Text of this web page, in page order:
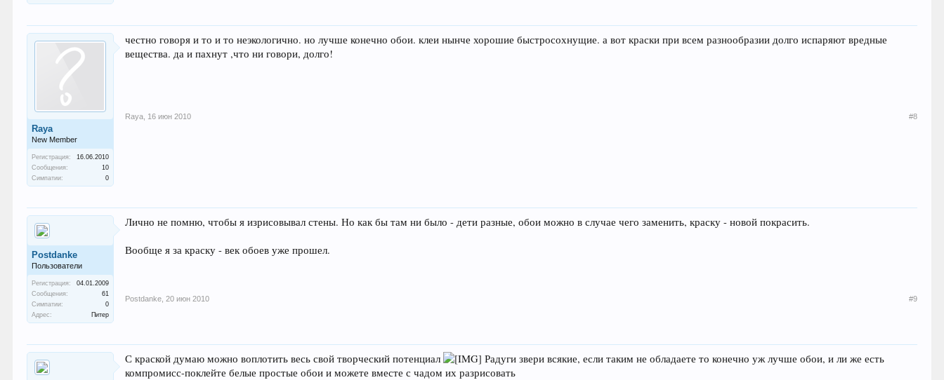
Raya
New Member
Регистрация:
16.06.2010
Сообщения:
10
Симпатии:
0
честно говоря и то и то неэкологично. но лучше конечно обои. клеи нынче хорошие быстросохнущие. а вот краски при всем разнообразии долго испаряют вредные
вещества. да и пахнут ,что ни говори, долго!
Raya 16 июн 2010 #8
Postdanke
Пользователи
Регистрация:
04.01.2009
Сообщения:
61
Симпатии:
0
Адрес:
Питер
Лично не помню, чтобы я изрисовывал стены. Но как бы там ни было - дети разные, обои можно в случае чего заменить, краску - новой покрасить.
Вообще я за краску - век обоев уже прошел.
Postdanke 20 июн 2010 #9
С краской думаю можно воплотить весь свой творческий потенциал
Радуги звери всякие, если таким не обладаете то конечно уж лучше обои, и ли же есть
компромисс-поклейте белые простые обои и можете вместе с чадом их разрисовать